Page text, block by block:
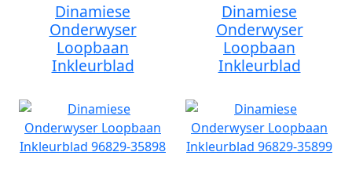
Dinamiese
Onderwyser
Loopbaan
Inkleurblad
Dinamiese
Onderwyser
Loopbaan
Inkleurblad